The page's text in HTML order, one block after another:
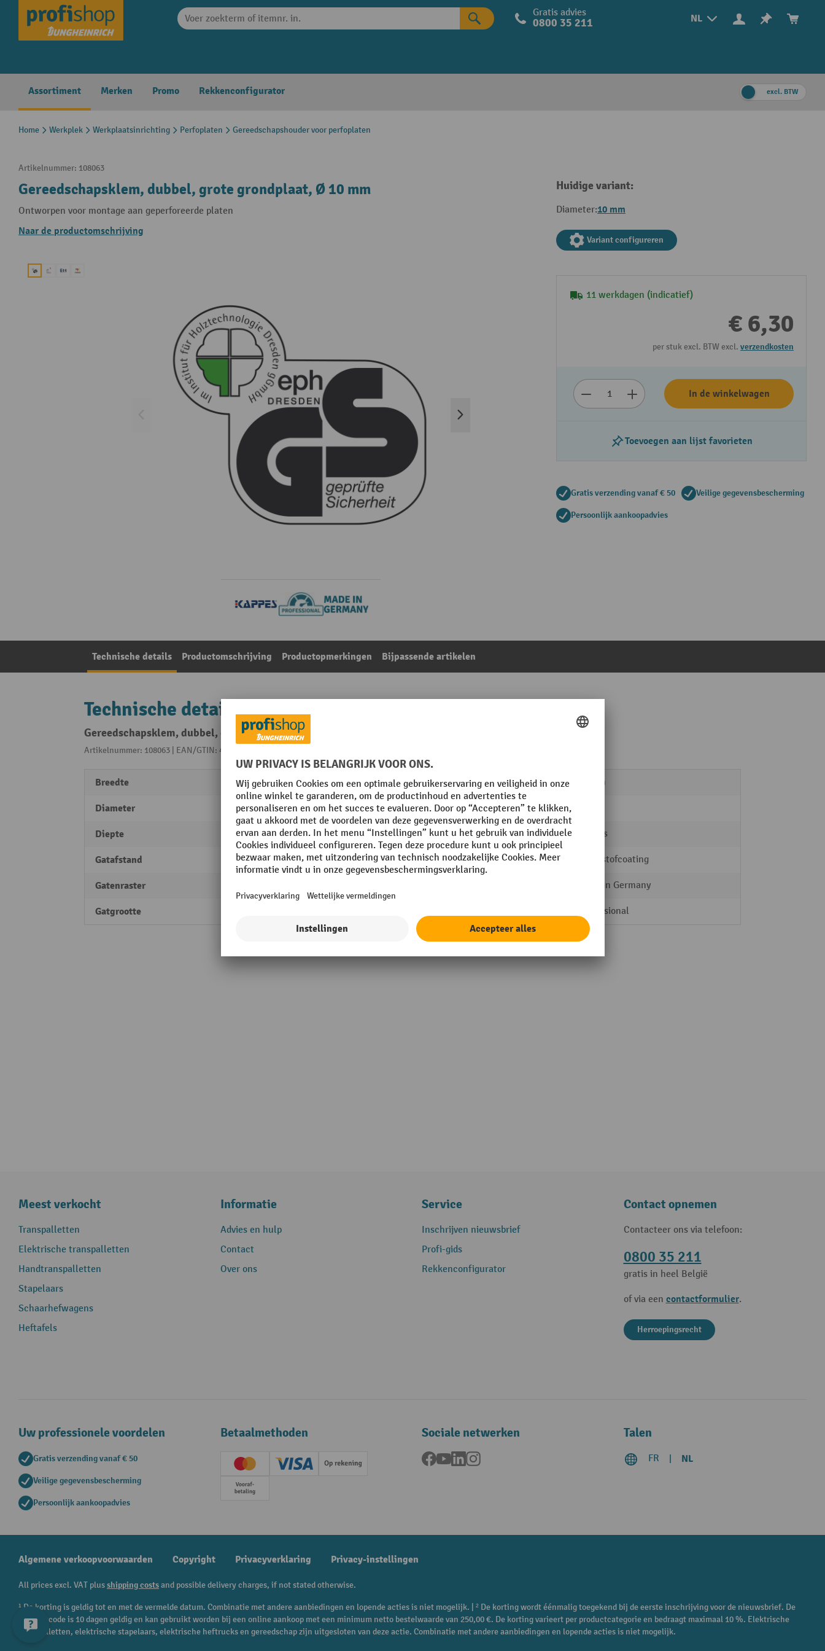
Skip to main navigation NL
Gratis advies
0800 35 211
Assortiment Merken Promo Rekkenconfigurator excl. BTW
Home Werkplek Werkplaatsinrichting Perfoplaten Gereedschapshouder voor perfoplaten
Artikelnummer: 108063
Gereedschapsklem, dubbel, grote grondplaat, Ø 10 mm
Ontworpen voor montage aan geperforeerde platen
Naar de productomschrijving
Huidige variant:
Diameter:10 mm
Variant configureren
11 werkdagen (indicatief)
€ 6,30
per stuk excl. BTW excl. verzendkosten
In de winkelwagen
Toevoegen aan lijst favorieten
Gratis verzending vanaf € 50 Veilige gegevensbescherming
Persoonlijk aankoopadvies
Technische details Productomschrijving Productopmerkingen Bijpassende artikelen
Technische details
Gereedschapsklem, dubbel, grote grondplaat, Ø 10 mm
Artikelnummer: 108063 | EAN/GTIN: 4251142205969
Breedte 80 mm
Diameter 10 mm
Diepte 210 mm
Gatafstand 28 mm
Gatenraster
Gatgrootte
Hoogte 95 mm
Materiaal
Merk Kappes
Oppervlak kunststofcoating
Made in Germany
Professional
Meest verkocht
Transpalletten
Elektrische transpalletten
Handtranspalletten
Stapelaars
Schaarhefwagens
Heftafels
Informatie
Advies en hulp
Contact
Over ons
Service
Inschrijven nieuwsbrief
Profi-gids
Rekkenconfigurator
Contact opnemen
Contacteer ons via telefoon:
0800 35 211
gratis in heel België
of via een contactformulier.
Herroepingsrecht
Uw professionele voordelen
Gratis verzending vanaf € 50
Veilige gegevensbescherming
Persoonlijk aankoopadvies
Betaalmethoden
Creditcard (Master)Creditcard (Visa)Op rekening
Vooruitbetaling
Sociale netwerken
Facebook
YouTubeLinkedInInstagram
Talen
FR NL
Algemene verkoopvoorwaarden Copyright Privacyverklaring Privacy-instellingen
All prices excl. VAT plusshipping costsand possible delivery charges, if not stated otherwise.
¹ De korting is geldig tot en met de vermelde datum. Combinatie met andere aanbiedingen en lopende acties is niet mogelijk. | ² De korting wordt éénmalig toegekend bij de eerste inschrijving voor de nieuwsbrief. De
kortingscode is 10 dagen geldig en kan gebruikt worden bij een online aankoop met een minimum netto bestelwaarde van 250,00 €. De korting varieert per productcategorie en bedraagt maximaal 10 %. Elektrische
transpalletten, elektrische stapelaars, elektrische heftrucks en gereedschap zijn uitgesloten van deze actie. Combinatie met andere aanbiedingen en lopende acties is niet mogelijk.